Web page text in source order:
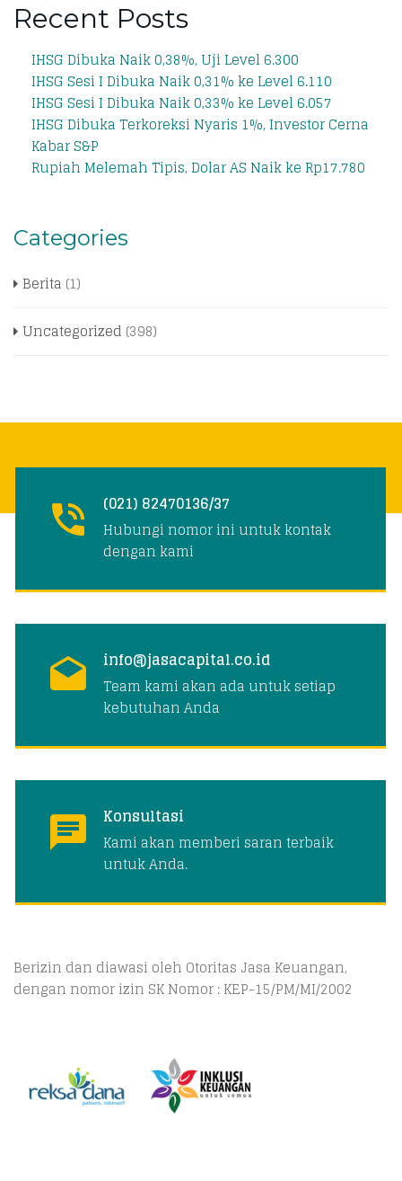
Recent Posts
IHSG Dibuka Naik 0,38%, Uji Level 6.300
IHSG Sesi I Dibuka Naik 0,31% ke Level 6.110
IHSG Sesi I Dibuka Naik 0,33% ke Level 6.057
IHSG Dibuka Terkoreksi Nyaris 1%, Investor Cerna
Kabar S&P
Rupiah Melemah Tipis, Dolar AS Naik ke Rp17.780
Categories
Berita (1)
Uncategorized (398)
(021) 82470136/37
Hubungi nomor ini untuk kontak
dengan kami
info@jasacapital.co.id
Team kami akan ada untuk setiap
kebutuhan Anda
Konsultasi
Kami akan memberi saran terbaik
untuk Anda.
Berizin dan diawasi oleh Otoritas Jasa Keuangan,
dengan nomor izin SK Nomor : KEP-15/PM/MI/2002